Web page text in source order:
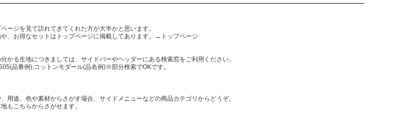
ージを見て訪れてきてくれた方が大半かと思います。
、お得なセットはトップページに掲載してあります。
→トップページ
かる生地につきましては、サイドバーやヘッダーにある検索窓をご利用ください。
品番例),コットンモダール(品名例)※部分検索でOKです。
用途、色や素材からさがす場合、サイドメニューなどの商品カテゴリからどうぞ。
もこちらからさがせます。